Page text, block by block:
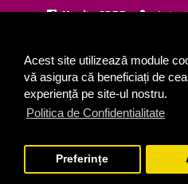
Acest site utilizează module
vă asigura că beneficiați de
experiență pe site-ul nostru.
Politica de Confidentialitate
Preferințe
Unelte GDPR
CATEGORII